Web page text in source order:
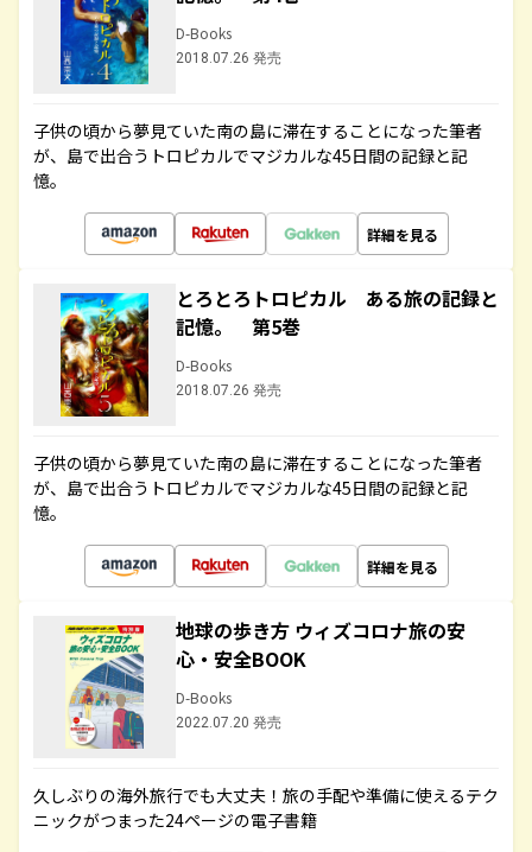
D-Books
2018.07.26 発売
子供の頃から夢見ていた南の島に滞在することになった筆者
が、島で出合うトロピカルでマジカルな45日間の記録と記
憶。
詳細を見る
とろとろトロピカル ある旅の記録と
記憶。 第5巻
D-Books
2018.07.26 発売
子供の頃から夢見ていた南の島に滞在することになった筆者
が、島で出合うトロピカルでマジカルな45日間の記録と記
憶。
詳細を見る
地球の歩き方 ウィズコロナ旅の安
心・安全BOOK
D-Books
2022.07.20 発売
久しぶりの海外旅行でも大丈夫！旅の手配や準備に使えるテク
ニックがつまった24ページの電子書籍